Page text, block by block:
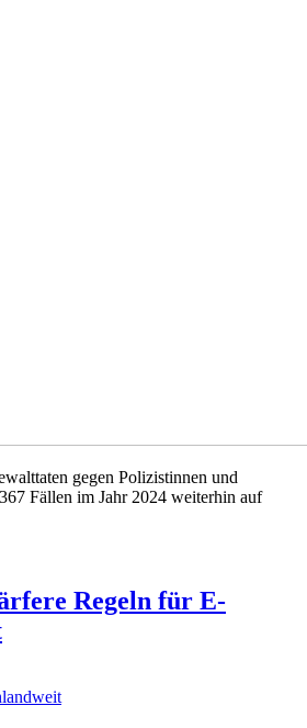
gegen Polizistinnen und
Fällen im Jahr 2024 weiterhin auf
Regeln für E-